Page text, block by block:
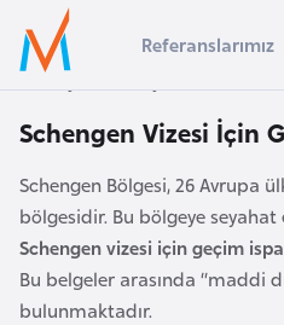
Ülke Seçimi
Başvuru yapmak istediğiniz ülkeyi seçin
Üye
Girişi
Referanslarımız
Anasayfa
Schengen Vizesi İçin
Schengen Bölgesi, 26 Avrupa
bölgesidir. Bu bölgeye
Schengen vizesi için geçim
Bu belgeler arasında “maddi
bulunmaktadır.
s
t
a
y
a
A